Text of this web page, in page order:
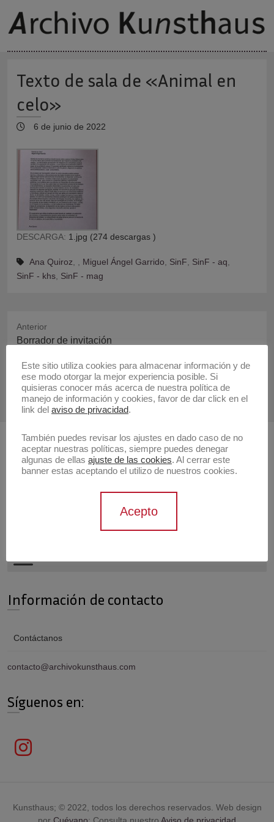
Texto de sala de «Animal en
celo»
6 de junio de 2022
DESCARGA: 1.jpg (274 descargas )
Ana Quiroz Miguel Ángel Garrido SinF SinF - aq
SinF - khs SinF - mag
Anterior
Publicación
Borrador de invitación
Siguiente
Publicación
siguiente:
Boletin de prensa de «Animal en celo»
Buscar
Buscar
Información de contacto
Contáctanos
contacto@archivokunsthaus.com
Síguenos en:
Kunsthaus; © 2022, todos los derechos reservados. Web design
Este sitio utiliza cookies para almacenar información y de
ese modo otorgar la mejor experiencia posible. Si
quisieras conocer más acerca de nuestra política de
manejo de información y cookies, favor de dar click en el
link del aviso de privacidad.
También puedes revisar los ajustes en dado caso de no
aceptar nuestras políticas, siempre puedes denegar
algunas de ellas ajuste de las cookies. Al cerrar este
banner estas aceptando el utilizo de nuestros cookies.
Acepto